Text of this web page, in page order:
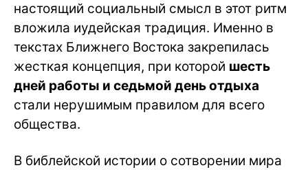
настоящий социальный смысл в этот ритм
вложила иудейская традиция. Именно в
текстах Ближнего Востока закрепилась
жесткая концепция, при которой шесть
дней работы и седьмой день отдыха
стали нерушимым правилом для всего
общества.
В библейской истории о сотворении мира